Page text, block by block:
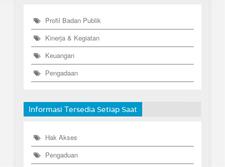
Profil Badan Publik
Kinerja & Kegiatan
Keuangan
Pengadaan
Informasi Tersedia Setiap Saat
Hak Akses
Pengaduan